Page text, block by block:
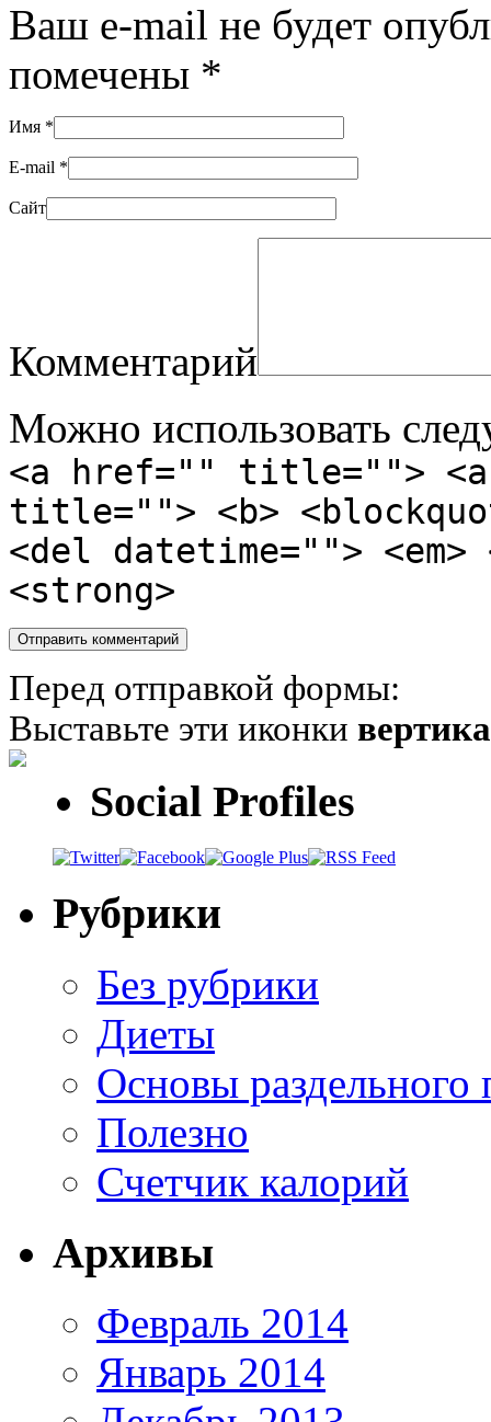
Ваш e-mail не будет
помечены *
Имя *
E-mail *
Сайт
Комментарий
Можно использовать
<a href="" title="">
title=""> <b>
<del datetime="">
<strong>
Перед отправкой формы:
Выставьте эти иконки
Social Profiles
Рубрики
Без рубрики
Диеты
Основы раздельного
Полезно
Счетчик калорий
Архивы
Февраль 2014
Январь 2014